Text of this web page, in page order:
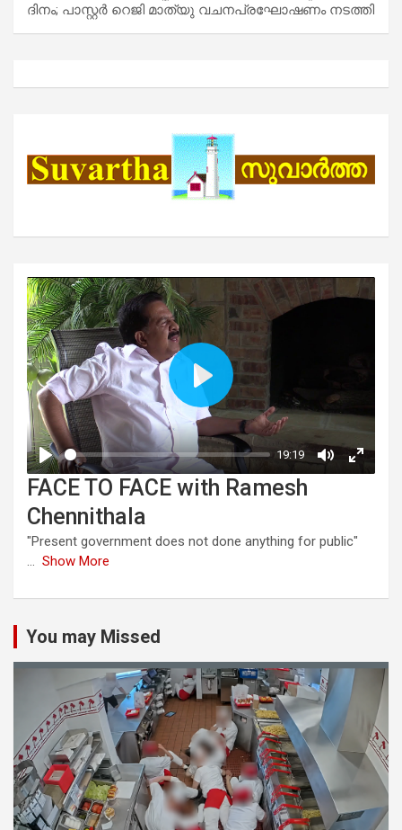
ദിനം; പാസ്റ്റർ റെജി മാത്യു വചനപ്രഘോഷണം നടത്തി
FACE TO FACE with Ramesh
Chennithala
"Present government does not done anything for public"
... Show More
You may Missed